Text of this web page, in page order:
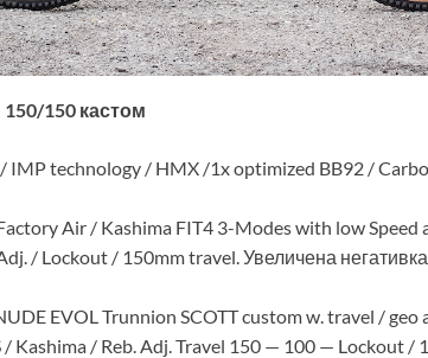
150 кастом
IMP technology / HMX /1x optimized BB92 /
Air / Kashima FIT4 3-Modes with low Speed
/ Lockout / 150mm travel. Увеличена
EVOL Trunnion SCOTT custom w. travel /
Kashima / Reb. Adj. Travel 150 — 100 — Lockout /